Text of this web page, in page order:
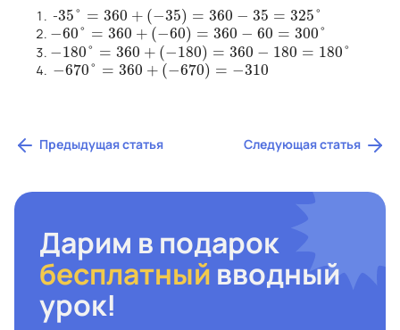
-35° = 360 + (−35) = 360 − 35 = 325°
35°= 360+(− 35 )=360− 35 =325 °
−60° = 360 + (−60) = 360 − 60 = 300°
−60°= 360+(− 60 )=360− 60 =300 °
−180° = 360 + (−180) = 360 − 180 = 180°
−180°= 360 +(−180) =360−180= 180°
−670° = 360 + (−670) = −310
−670°= 360+(−670 )=−310
Предыдущая статья Следующая статья
Дарим в подарок
бесплатный вводный
урок!